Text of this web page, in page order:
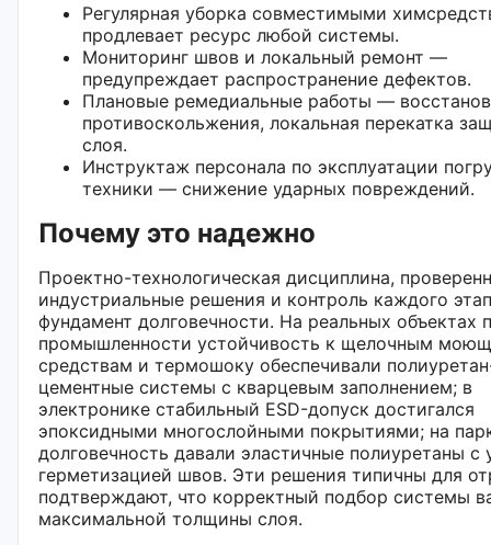
Регулярная уборка совместимыми
продлевает ресурс любой системы.
Мониторинг швов и локальный ремонт —
предупреждает распространение дефектов.
Плановые ремедиальные работы —
противоскольжения, локальная перекатка
слоя.
Инструктаж персонала по эксплуатации
техники — снижение ударных повреждений.
Почему это надежно
Проектно-технологическая дисциплина,
индустриальные решения и контроль каждого
фундамент долговечности. На реальных объектах
промышленности устойчивость к щелочным
средствам и термошоку обеспечивали
цементные системы с кварцевым заполнением; в
электронике стабильный ESD-допуск достигался
эпоксидными многослойными покрытиями; на
долговечность давали эластичные полиуретаны с
герметизацией швов. Эти решения типичны для
подтверждают, что корректный подбор системы
максимальной толщины слоя.